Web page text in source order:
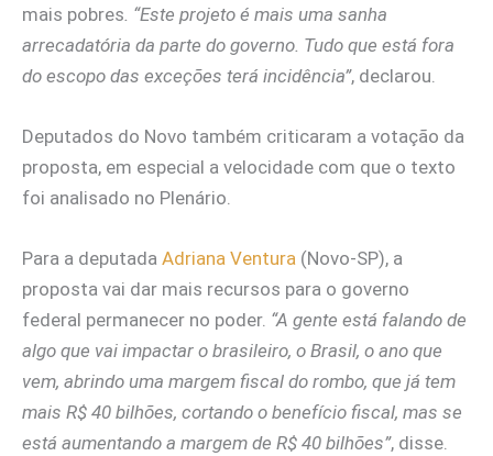
mais pobres . “Este projeto é mais uma sanha
arrecadatória da parte do governo. Tudo que está fora
do escopo das exceções terá incidência”, declarou.
Deputados do Novo também criticaram a votação da
proposta, em especial a velocidade com que o texto
foi analisado no Plenário.
Para a deputada Adriana Ventura (Novo-SP), a
proposta vai dar mais recursos para o governo
federal permanecer no poder. “A gente está falando de
algo que vai impactar o brasileiro, o Brasil, o ano que
vem, abrindo uma margem fiscal do rombo, que já tem
mais R$ 40 bilhões, cortando o benefício fiscal, mas se
está aumentando a margem de R$ 40 bilhões”, disse.